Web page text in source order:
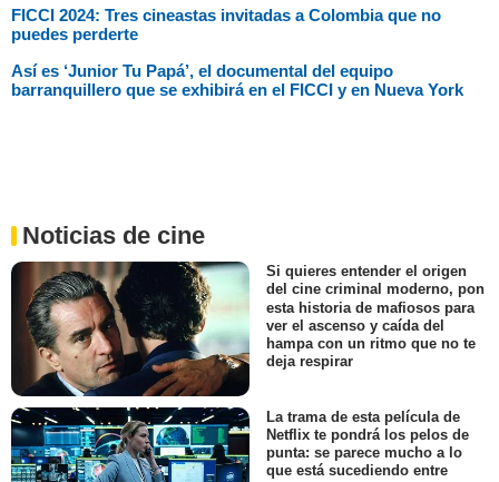
FICCI 2024: Tres cineastas invitadas a Colombia que no
puedes perderte
⁠Así es ‘Junior Tu Papá’, el documental del equipo
barranquillero que se exhibirá en el FICCI y en Nueva York
Noticias de cine
Si quieres entender el origen
del cine criminal moderno, pon
esta historia de mafiosos para
ver el ascenso y caída del
hampa con un ritmo que no te
deja respirar
La trama de esta película de
Netflix te pondrá los pelos de
punta: se parece mucho a lo
que está sucediendo entre